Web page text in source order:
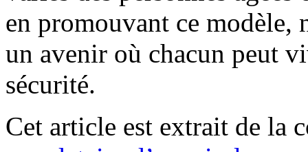
en promouvant ce modèle,
un avenir où chacun peut
sécurité.
Cet article est extrait de la